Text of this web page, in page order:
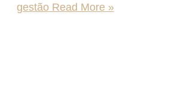
gestãoRead More »